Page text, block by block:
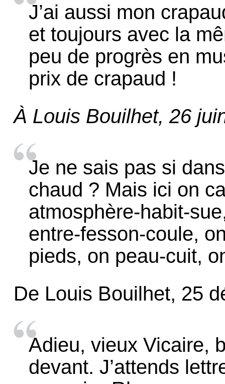
J’ai aussi mon
et toujours avec la
peu de progrès en
prix de crapaud !
À Louis Bouilhet, 26
Je ne sais pas si
chaud ? Mais ici on
atmosphère-habit-
entre-fesson-coule,
pieds, on peau-cuit,
De Louis Bouilhet, 25
Adieu, vieux Vicaire,
devant. J’attends